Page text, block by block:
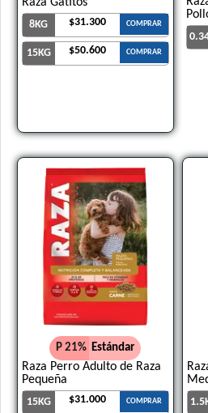
8KG $31.300 COMPRAR
15KG $50.600 COMPRAR
P 21% Estándar
Raza Perro Adulto de Raza
Pequeña
15KG $31.000 COMPRAR